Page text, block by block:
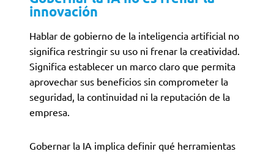
innovación
Hablar de gobierno de la inteligencia artificial no
significa restringir su uso ni frenar la creatividad.
Significa establecer un marco claro que permita
aprovechar sus beneficios sin comprometer la
seguridad, la continuidad ni la reputación de la
empresa.
Gobernar la IA implica definir qué herramientas